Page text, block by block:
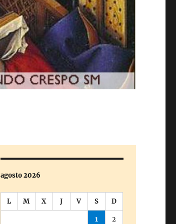
agosto 2026
L M X J V S D
1 2